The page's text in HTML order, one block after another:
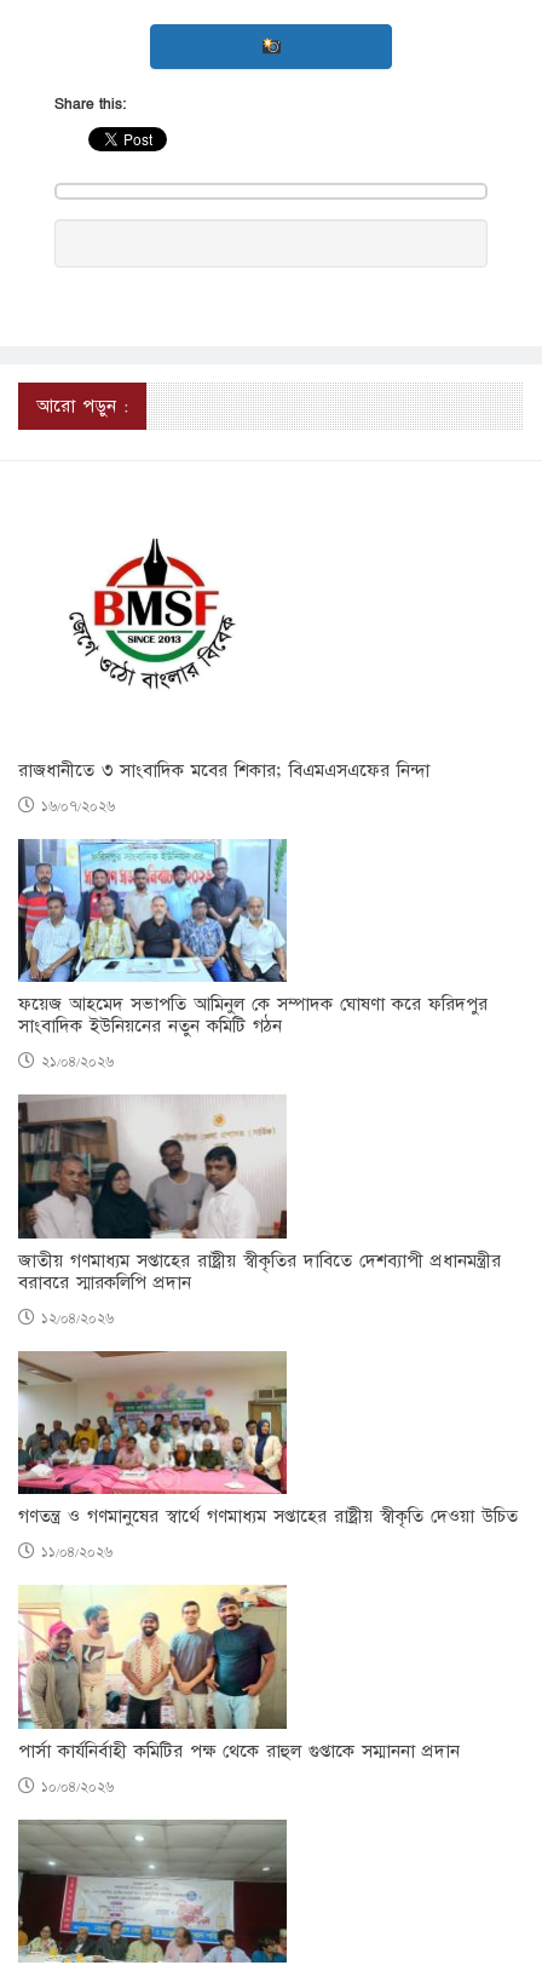
Share this:
আরো পড়ুন :
রাজধানীতে ৩ সাংবাদিক মবের শিকার; বিএমএসএফের নিন্দা
১৬/০৭/২০২৬
ফয়েজ আহমেদ সভাপতি আমিনুল কে সম্পাদক ঘোষণা করে ফরিদপুর
সাংবাদিক ইউনিয়নের নতুন কমিটি গঠন
২১/০৪/২০২৬
জাতীয় গণমাধ্যম সপ্তাহের রাষ্ট্রীয় স্বীকৃতির দাবিতে দেশব্যাপী প্রধানমন্ত্রীর
বরাবরে স্মারকলিপি প্রদান
১২/০৪/২০২৬
গণতন্ত্র ও গণমানুষের স্বার্থে গণমাধ্যম সপ্তাহের রাষ্ট্রীয় স্বীকৃতি দেওয়া উচিত
১১/০৪/২০২৬
পার্সা কার্যনির্বাহী কমিটির পক্ষ থেকে রাহুল গুপ্তাকে সম্মাননা প্রদান
১০/০৪/২০২৬